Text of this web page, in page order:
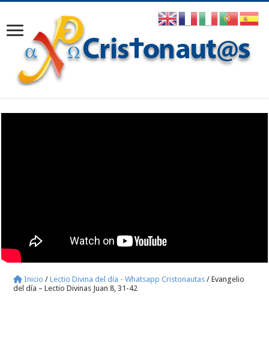
Inicio / Lectio Divina del día - Whatsapp Cristonautas / Evangelio
del día – Lectio Divinas Juan 8, 31-42